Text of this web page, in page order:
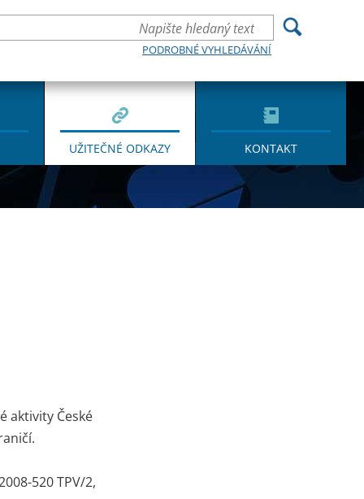
PODROBNÉ VYHLEDÁVÁNÍ
UŽITEČNÉ ODKAZY KONTAKT
aktivity České
520 TPV/2,